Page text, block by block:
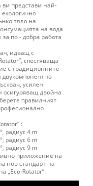
представи най‐
екологично
тяло на
на вода
по ‐ добра работа
идващ с
спестяваща
с традиционните
двукомпонентно
усилен
осигуряващ двойна
правилният
:
радиус 4 m
радиус 6 m
радиус 9 m
приложение на
нов стандарт на
„Eco‐Rotator”.